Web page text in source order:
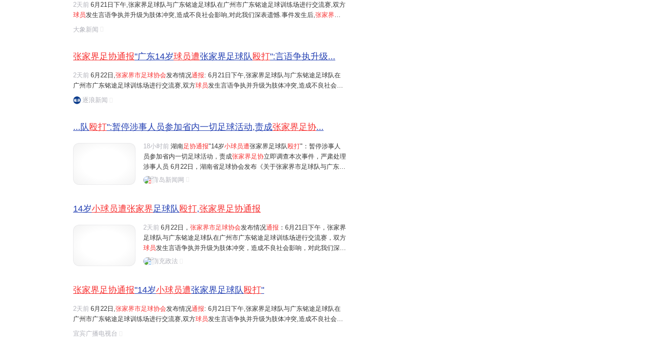
2天前 6月21日下午,张家界足球队与广东铭途足球队在广州市广东铭途足球训练场进行交流赛,双方
球员发生言语争执并升级为肢体冲突,造成不良社会影响,对此我们深表遗憾.事件发生后, 张家界市
足球协会
大象新闻
张家界足协通报"广东14岁球员遭张家界足球队 殴打":言语争执升级...
2天前 6月22日,张家界市足球协会发布情况通报: 6月21日下午,张家界足球队与广东铭途足球队在
广州市广东铭途足球训练场进行交流赛,双方球员发生言语争执并升级为肢体冲突,造成不良社会影
响,对此我们深表遗憾。事件发生后,张家界市足球协会高度重视...
逐浪新闻
...队殴打":暂停涉事人员参加省内一切足球活动,责成张家界足协...
18小时前 湖南足协通报"14岁小球员遭张家界足球队 殴打"：暂停涉事人
员参加省内一切足球活动，责成张家界足协立即调查本次事件，严肃处理
涉事人员 6月22日，湖南省足球协会发布《关于张家界市足球队与广东铭
途梯队交流赛有关情况的声明》，即日起，暂停本次事件中的相关涉事人
青岛新闻网
14岁小球员遭张家界足球队 殴打,张家界足协通报
2天前 6月22日， 张家界市足球协会发布情况通报 ：6月21日下午，张家界
足球队与广东铭途足球队在广州市广东铭途足球训练场进行交流赛，双方
球员发生言语争执并升级为肢体冲突，造成不良社会影响，对此我们深表
遗憾。事件发生后，张家界市足球协会高度重视，第一时间赶赴广州开展
南充政法
张家界足协通报"14岁小球员遭张家界足球队 殴打"
2天前 6月22日,张家界市足球协会发布情况通报: 6月21日下午,张家界足球队与广东铭途足球队在
广州市广东铭途足球训练场进行交流赛,双方球员发生言语争执并升级为肢体冲突,造成不良社会影
响,对此我们深表遗憾。 事件发生后,张家界市足球协会高度重视,第一时间赶赴广州开展调查。目
宜宾广播电视台